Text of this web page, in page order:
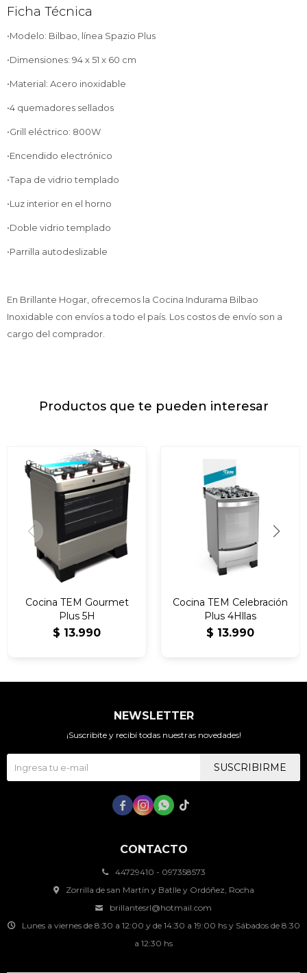
Ficha Técnica
•Modelo: Bilbao, línea Spazio Plus
•Dimensiones: 94 x 51 x 60 cm
•Material: Acero inoxidable
•4 quemadores sellados
•Grill eléctrico: 800W
•Encendido electrónico
•Tapa de vidrio templado
•Luz interior en el horno
•Doble vidrio templado
•Parrilla autodeslizable
En Brillante Hogar, ofrecemos la Cocina Indurama Bilbao
Inoxidable con envíos a todo el país. Los costos de envío son a
cargo del comprador.
Productos que te pueden interesar
Cocina TEM Gourmet
Plus 5H
$ 13.990
Cocina TEM Celebración
Plus 4Hllas
$ 13.990
CONTACTO
44729410 - 097358573
Zorrilla de san Martín y Batlle y Ordóñez, Rocha
brillantesrl@hotmail.com
Lunes a viernes de 8:30 a 12:00 y de 14:30 a 19:00 hs y Sábados de 8:30
a 12:30 hs
NEWSLETTER
¡Suscribite y recibí todas nuestras novedades!
SUSCRIBIRME
   